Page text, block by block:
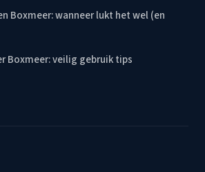
Boxmeer: wanneer lukt het wel (en
Boxmeer: veilig gebruik tips